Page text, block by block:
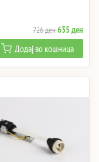
726денOriginal
price
was:
726 ден.
635ден
price
is:
635
Додај во кошница